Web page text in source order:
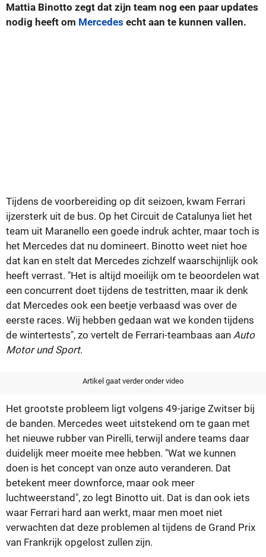
Mattia Binotto zegt dat zijn team nog een paar updates
nodig heeft om Mercedes echt aan te kunnen vallen.
Tijdens de voorbereiding op dit seizoen, kwam Ferrari
ijzersterk uit de bus. Op het Circuit de Catalunya liet het
team uit Maranello een goede indruk achter, maar toch is
het Mercedes dat nu domineert. Binotto weet niet hoe
dat kan en stelt dat Mercedes zichzelf waarschijnlijk ook
heeft verrast. "Het is altijd moeilijk om te beoordelen wat
een concurrent doet tijdens de testritten, maar ik denk
dat Mercedes ook een beetje verbaasd was over de
eerste races. Wij hebben gedaan wat we konden tijdens
de wintertests", zo vertelt de Ferrari-teambaas aan Auto
Motor und Sport.
Artikel gaat verder onder video
Het grootste probleem ligt volgens 49-jarige Zwitser bij
de banden. Mercedes weet uitstekend om te gaan met
het nieuwe rubber van Pirelli, terwijl andere teams daar
duidelijk meer moeite mee hebben. "Wat we kunnen
doen is het concept van onze auto veranderen. Dat
betekent meer downforce, maar ook meer
luchtweerstand", zo legt Binotto uit. Dat is dan ook iets
waar Ferrari hard aan werkt, maar men moet niet
verwachten dat deze problemen al tijdens de Grand Prix
van Frankrijk opgelost zullen zijn.